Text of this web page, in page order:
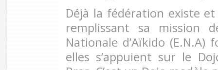
Déjà la fédération existe
remplissant sa mission
Nationale d’Aïkido (E.N.A)
elles s’appuient sur le